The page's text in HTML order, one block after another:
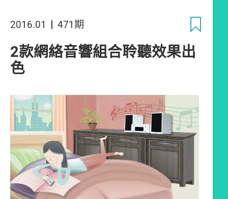
2016.01 471期
2款網絡音響組合聆聽效果出
色